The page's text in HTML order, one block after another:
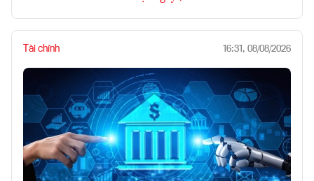
Tài chính 16:31, 08/08/2026